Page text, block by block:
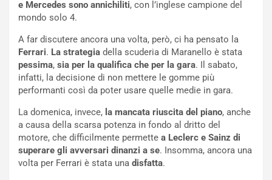
e Mercedes sono annichiliti, con l’inglese campione del
mondo solo 4.
A far discutere ancora una volta, però, ci ha pensato la
Ferrari. La strategia della scuderia di Maranello è stata
pessima, sia per la qualifica che per la gara. Il sabato,
infatti, la decisione di non mettere le gomme più
performanti così da poter usare quelle medie in gara.
La domenica, invece, la mancata riuscita del piano, anche
a causa della scarsa potenza in fondo al dritto del
motore, che difficilmente permette a Leclerc e Sainz di
superare gli avversari dinanzi a se. Insomma, ancora una
volta per Ferrari è stata una disfatta.
R
e
o
d
M
o
n
d
a
e
e
m
a
o
O
a